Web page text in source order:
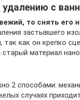
удалению с
то снять его
застывшего
так как он крепко
материал
2 способами:
случаях